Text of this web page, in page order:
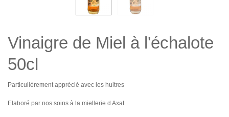
Vinaigre de Miel à l'échalote
50cl
Particulièrement apprécié avec les huitres
Elaboré par nos soins à la miellerie d Axat